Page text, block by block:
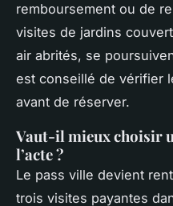
remboursement ou de
visites de jardins
air abrités, se
est conseillé de vérifier
avant de réserver.
Vaut-il mieux choisir
l’acte ?
Le pass ville devient
trois visites payantes